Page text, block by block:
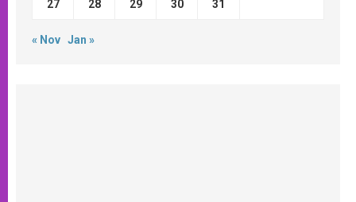
27 28 29 30 31
« Nov Jan »